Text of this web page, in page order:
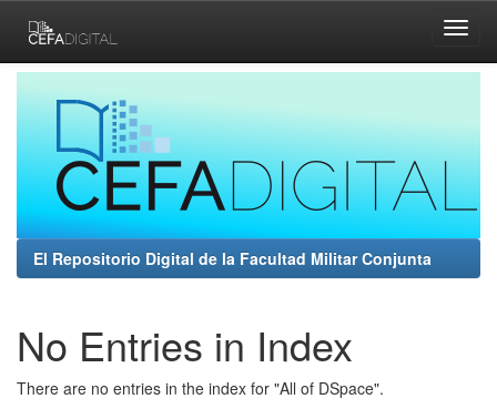
navigation
El Repositorio Digital de la Facultad Militar Conjunta
No Entries in Index
There are no entries in the index for "All of DSpace".